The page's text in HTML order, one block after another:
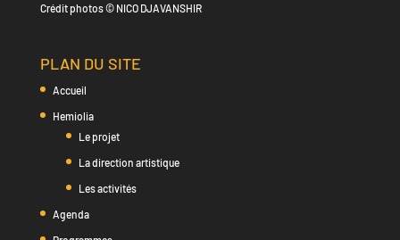
Crédit photos © NICO DJAVANSHIR
PLAN DU SITE
Accueil
Hemiolia
Le projet
La direction artistique
Les activités
Agenda